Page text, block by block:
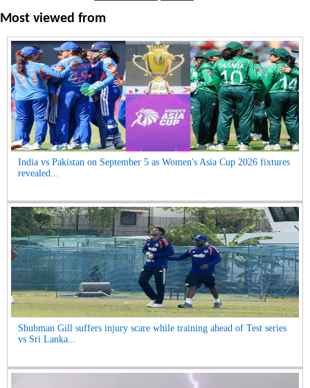
Most viewed from
India vs Pakistan on September 5 as Women's Asia Cup 2026 fixtures
revealed...
Shubman Gill suffers injury scare while training ahead of Test series
vs Sri Lanka...